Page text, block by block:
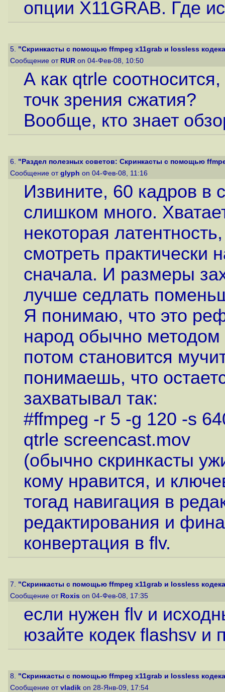
опции X11GRAB. Где
5. "Скринкасты с помощью ffmpeg x11grab и lossless
Сообщение от RUR on 04-Фев-08, 10:50
А как qtrle
точк зрения сжатия?
Вообще, кто знает
6. "Раздел полезных советов: Скринкасты с помощью
Сообщение от glyph on 04-Фев-08, 11:16
Извините, 60 кадров в
слишком много.
некоторая
смотреть практически
сначала. И размеры
лучше седлать
Я понимаю, что это
народ обычно методом
потом становится
понимаешь, что
захватывал так:
#ffmpeg -r 5 -g 120 -s
qtrle screencast.mov
(обычно скринкасты
кому нравится, и
тогад навигация в
редактирования и
конвертация в flv.
7. "Скринкасты с помощью ffmpeg x11grab и lossless
Сообщение от Roxis on 04-Фев-08, 17:35
если нужен flv и
юзайте кодек flashsv и
8. "Скринкасты с помощью ffmpeg x11grab и lossless
Сообщение от vladik on 28-Янв-09, 17:54